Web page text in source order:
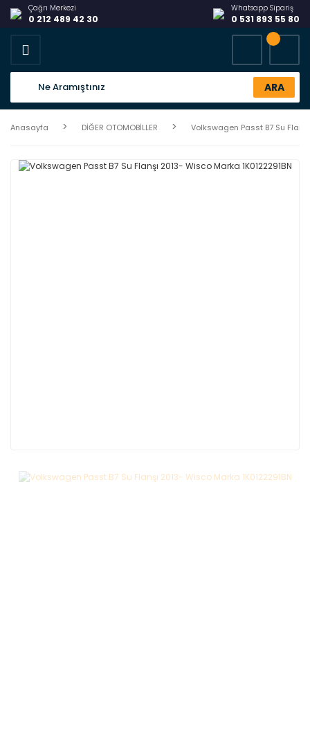
Çağrı Merkezi
0 212 489 42 30
Whatsapp Sipariş
0 531 893 55 80
ARA
Anasayfa DİĞER OTOMOBİLLER Volkswagen Passt B7 Su